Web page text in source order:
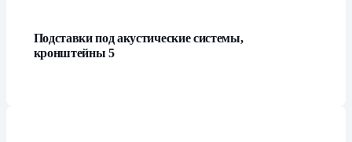
Подставки под акустические системы,
кронштейны5